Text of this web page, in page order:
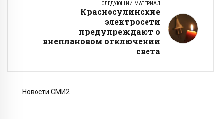
СЛЕДУЮЩИЙ МАТЕРИАЛ
Красносулинские
электросети
предупреждают о
внеплановом отключении
света
Новости СМИ2